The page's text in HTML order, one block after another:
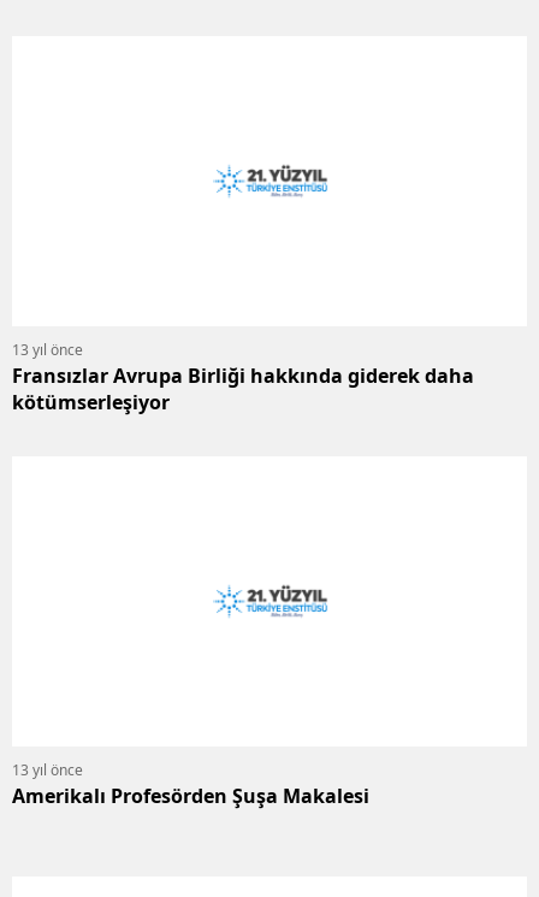
13 yıl önce
Fransızlar Avrupa Birliği hakkında giderek daha
kötümserleşiyor
13 yıl önce
Amerikalı Profesörden Şuşa Makalesi